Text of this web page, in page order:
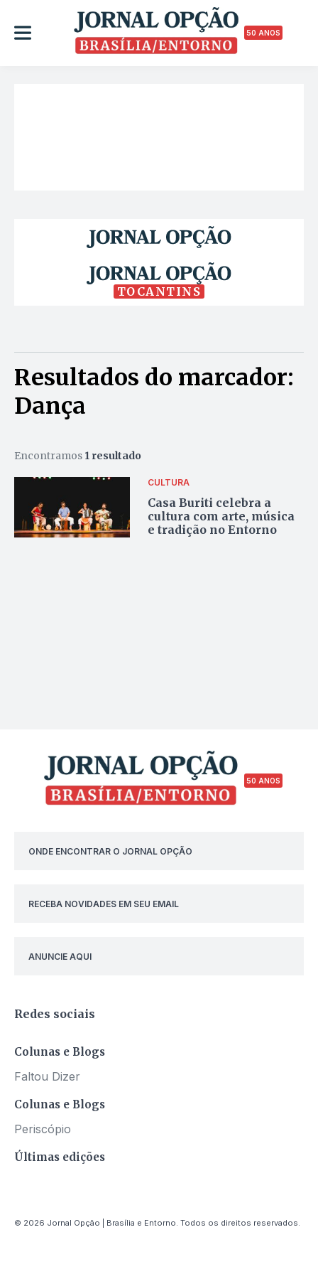
50 ANOS
TOCANTINS
Resultados do marcador:
Dança
Encontramos 1 resultado
CULTURA
Casa Buriti celebra a
cultura com arte, música
e tradição no Entorno
50 ANOS
ONDE ENCONTRAR O JORNAL OPÇÃO
RECEBA NOVIDADES EM SEU EMAIL
ANUNCIE AQUI
Redes sociais
Colunas e Blogs
Faltou Dizer
Colunas e Blogs
Periscópio
Últimas edições
© 2026 Jornal Opção | Brasília e Entorno. Todos os direitos reservados.